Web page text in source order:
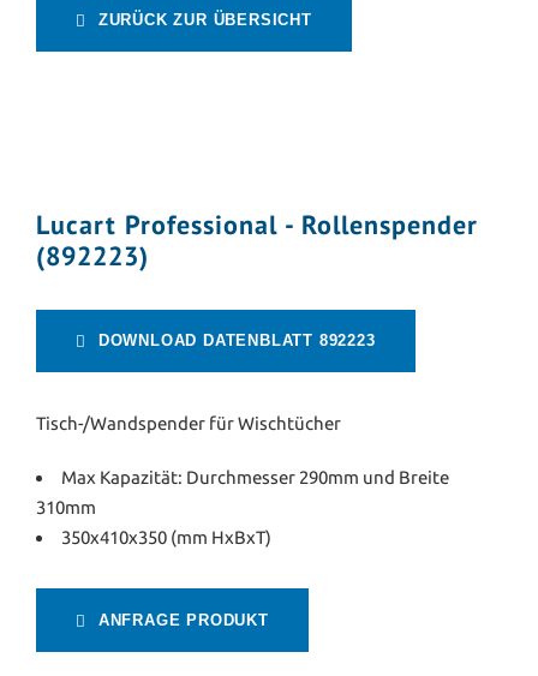
ZURÜCK ZUR ÜBERSICHT
Lucart Professional - Rollenspender
(892223)
DOWNLOAD DATENBLATT 892223
Tisch-/Wandspender für Wischtücher
Max Kapazität: Durchmesser 290mm und Breite
310mm
350x410x350 (mm HxBxT)
ANFRAGE PRODUKT